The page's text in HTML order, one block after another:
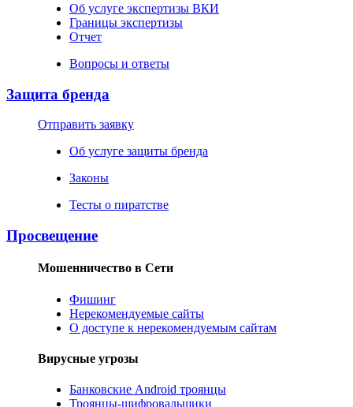
Об услуге экспертизы ВКИ
Границы экспертизы
Отчет
Вопросы и ответы
Защита бренда
Отправить заявку
Об услуге защиты бренда
Законы
Тесты о пиратстве
Просвещение
Мошенничество в Сети
Фишинг
Нерекомендуемые сайты
О доступе к нерекомендуемым сайтам
Вирусные угрозы
Банковские Android троянцы
Троянцы-шифровальщики